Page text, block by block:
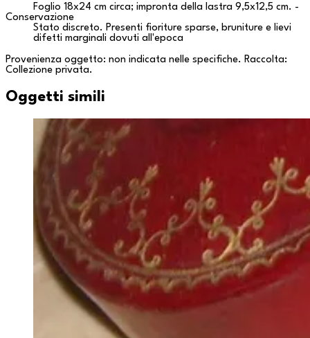
Foglio 18x24 cm circa; impronta della lastra 9,5x12,5 cm. -
Conservazione
Stato discreto. Presenti fioriture sparse, bruniture e lievi
difetti marginali dovuti all'epoca
Provenienza oggetto: non indicata nelle specifiche. Raccolta:
Collezione privata.
Oggetti simili